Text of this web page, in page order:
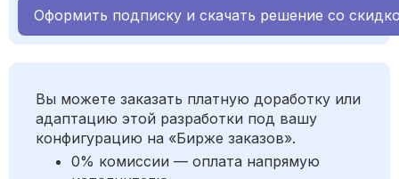
Оформить подписку и скачать решение со
Вы можете заказать платную доработку или
адаптацию этой разработки под вашу
конфигурацию на «Бирже заказов».
0% комиссии — оплата напрямую